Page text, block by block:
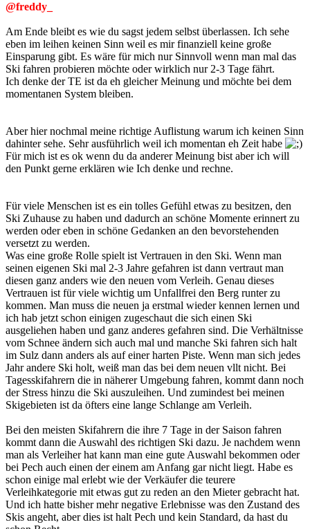
@freddy_
Am Ende bleibt es wie du sagst jedem selbst überlassen. Ich sehe
eben im leihen keinen Sinn weil es mir finanziell keine große
Einsparung gibt. Es wäre für mich nur Sinnvoll wenn man mal das
Ski fahren probieren möchte oder wirklich nur 2-3 Tage fährt.
Ich denke der TE ist da eh gleicher Meinung und möchte bei dem
momentanen System bleiben.
Aber hier nochmal meine richtige Auflistung warum ich keinen Sinn
dahinter sehe. Sehr ausführlich weil ich momentan eh Zeit habe
Für mich ist es ok wenn du da anderer Meinung bist aber ich will
den Punkt gerne erklären wie Ich denke und rechne.
Für viele Menschen ist es ein tolles Gefühl etwas zu besitzen, den
Ski Zuhause zu haben und dadurch an schöne Momente erinnert zu
werden oder eben in schöne Gedanken an den bevorstehenden
versetzt zu werden.
Was eine große Rolle spielt ist Vertrauen in den Ski. Wenn man
seinen eigenen Ski mal 2-3 Jahre gefahren ist dann vertraut man
diesen ganz anders wie den neuen vom Verleih. Genau dieses
Vertrauen ist für viele wichtig um Unfallfrei den Berg runter zu
kommen. Man muss die neuen ja erstmal wieder kennen lernen und
ich hab jetzt schon einigen zugeschaut die sich einen Ski
ausgeliehen haben und ganz anderes gefahren sind. Die Verhältnisse
vom Schnee ändern sich auch mal und manche Ski fahren sich halt
im Sulz dann anders als auf einer harten Piste. Wenn man sich jedes
Jahr andere Ski holt, weiß man das bei dem neuen vllt nicht. Bei
Tagesskifahrern die in näherer Umgebung fahren, kommt dann noch
der Stress hinzu die Ski auszuleihen. Und zumindest bei meinen
Skigebieten ist da öfters eine lange Schlange am Verleih.
Bei den meisten Skifahrern die ihre 7 Tage in der Saison fahren
kommt dann die Auswahl des richtigen Ski dazu. Je nachdem wenn
man als Verleiher hat kann man eine gute Auswahl bekommen oder
bei Pech auch einen der einem am Anfang gar nicht liegt. Habe es
schon einige mal erlebt wie der Verkäufer die teurere
Verleihkategorie mit etwas gut zu reden an den Mieter gebracht hat.
Und ich hatte bisher mehr negative Erlebnisse was den Zustand des
Skis angeht, aber dies ist halt Pech und kein Standard, da hast du